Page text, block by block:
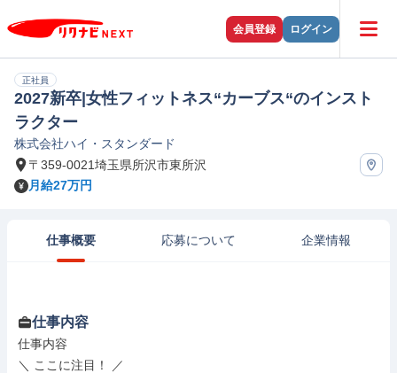
会員登録 ログイン
正社員
2027新卒|女性フィットネス“カーブス“のインスト
ラクター
株式会社ハイ・スタンダード
〒359-0021埼玉県所沢市東所沢
月給27万円
仕事概要 応募について 企業情報
仕事内容
仕事内容
＼ ここに注目！ ／